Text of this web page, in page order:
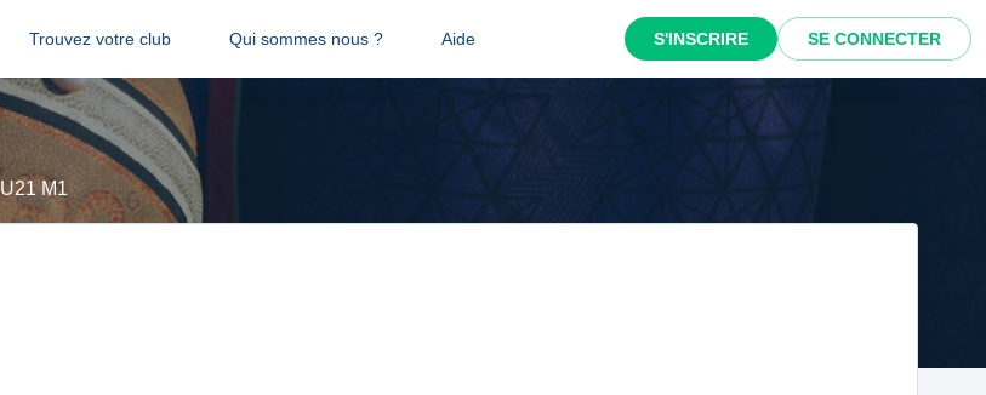
Trouvez votre club Qui sommes nous ? Aide S'INSCRIRE SE CONNECTER
U21 M1